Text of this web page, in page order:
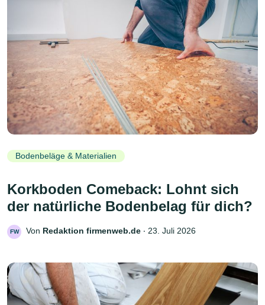
Bodenbeläge & Materialien
Korkboden Comeback: Lohnt sich
der natürliche Bodenbelag für dich?
FW Von Redaktion firmenweb.de ‧ 23. Juli 2026